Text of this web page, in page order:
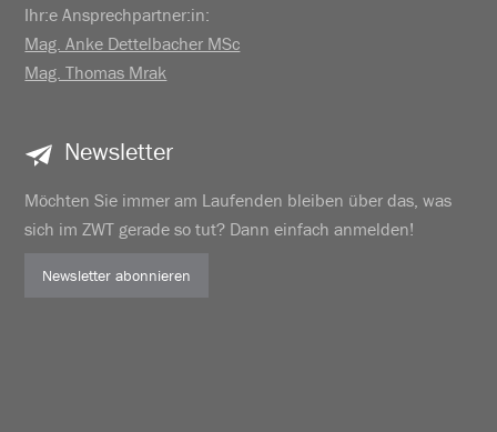
Ihr:e Ansprechpartner:in:
Mag. Anke Dettelbacher MSc
Mag. Thomas Mrak
Newsletter
Möchten Sie immer am Laufenden bleiben über das, was
sich im ZWT gerade so tut? Dann einfach anmelden!
Newsletter abonnieren